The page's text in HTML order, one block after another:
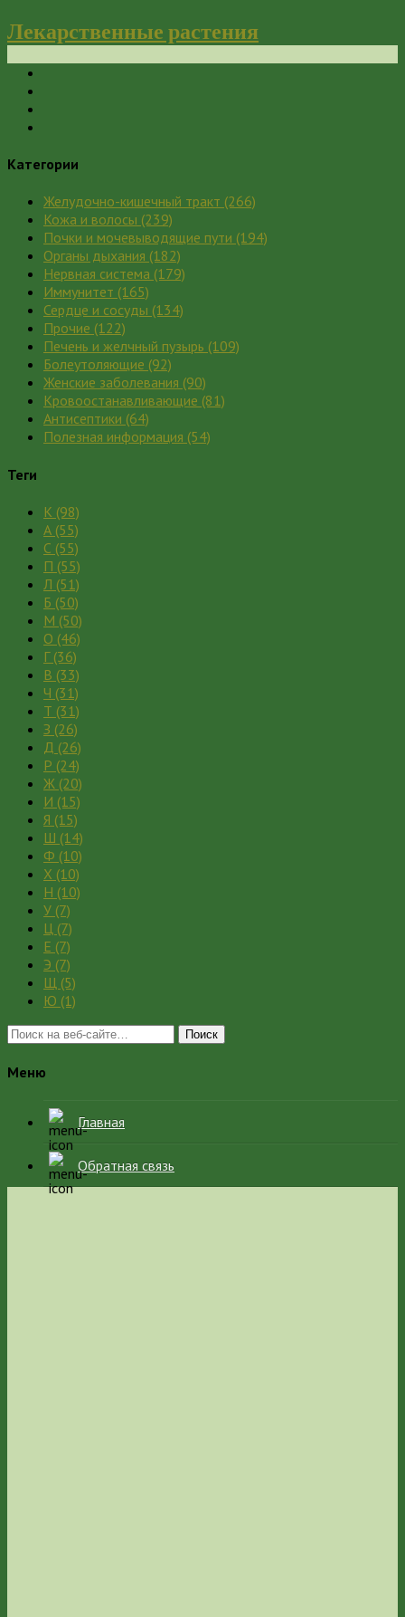
Лекарственные растения
Категории
Желудочно-кишечный тракт (266)
Кожа и волосы (239)
Почки и мочевыводящие пути (194)
Органы дыхания (182)
Нервная система (179)
Иммунитет (165)
Сердце и сосуды (134)
Прочие (122)
Печень и желчный пузырь (109)
Болеутоляющие (92)
Женские заболевания (90)
Кровоостанавливающие (81)
Антисептики (64)
Полезная информация (54)
Теги
К (98)
А (55)
С (55)
П (55)
Л (51)
Б (50)
М (50)
О (46)
Г (36)
В (33)
Ч (31)
Т (31)
З (26)
Д (26)
Р (24)
Ж (20)
И (15)
Я (15)
Ш (14)
Ф (10)
Х (10)
Н (10)
У (7)
Ц (7)
Е (7)
Э (7)
Щ (5)
Ю (1)
Поиск
Меню
Главная
Обратная связь